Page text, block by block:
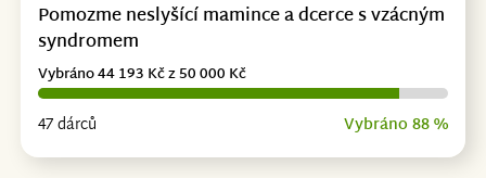
Pomozme neslyšící mamince a dcerce s vzácným
syndromem
47 dárců Vybráno 88 %
Vybráno 44 193 Kč z 50 000 Kč